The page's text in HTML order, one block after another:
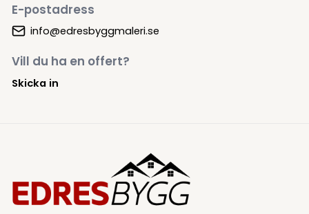
E-postadress
info@edresbyggmaleri.se
Vill du ha en offert?
Skicka in